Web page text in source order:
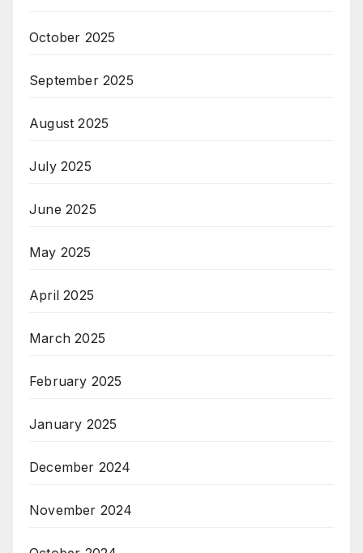
October 2025
September 2025
August 2025
July 2025
June 2025
May 2025
April 2025
March 2025
February 2025
January 2025
December 2024
November 2024